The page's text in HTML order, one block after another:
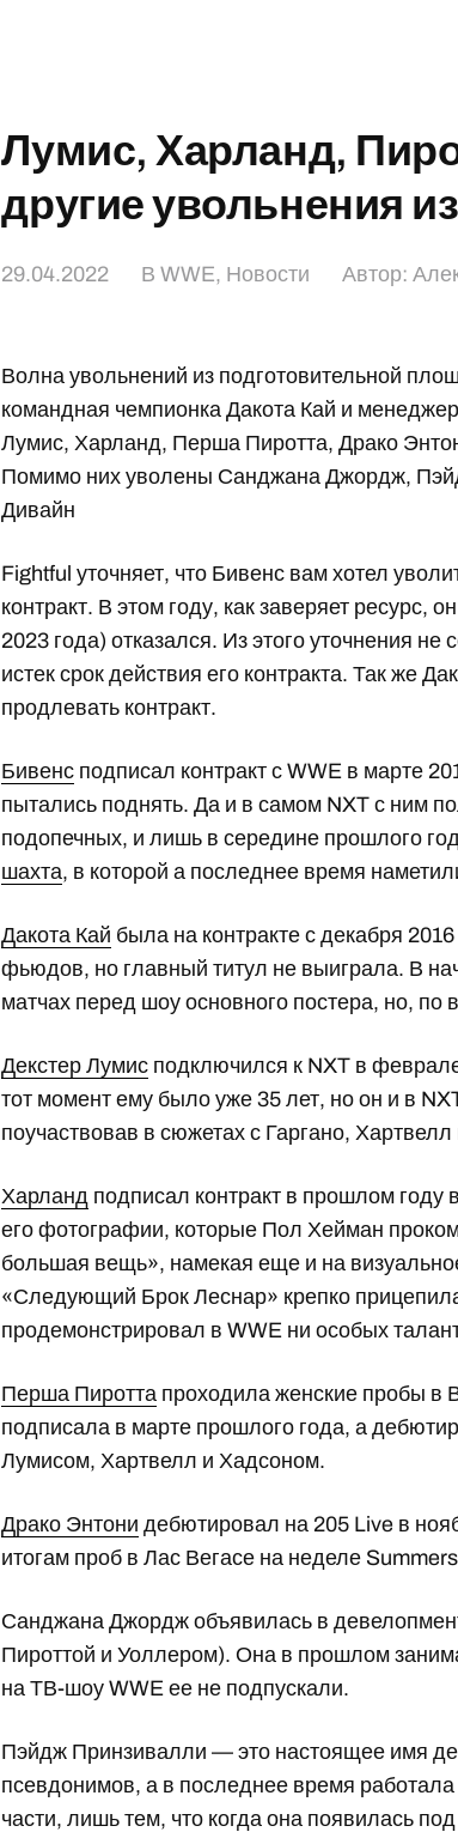
Лумис, Харланд,
другие увольнения
29.04.2022 ВWWE, Новости Автор:
Волна увольнений из подготовительной
командная чемпионка Дакота Кай и
Лумис, Харланд, Перша Пиротта, Драко
Помимо них уволены Санджана Джордж,
Дивайн
Fightful уточняет, что Бивенс вам хотел
контракт. В этом году, как заверяет ресурс,
2023 года) отказался. Из этого уточнения
истек срок действия его контракта. Так же
продлевать контракт.
Бивенс подписал контракт с WWE в марте
пытались поднять. Да и в самом NXT с ним
подопечных, и лишь в середине прошлого
шахта, в которой а последнее время
Дакота Кай была на контракте с декабря
фьюдов, но главный титул не выиграла. В
матчах перед шоу основного постера, но, по
Декстер Лумис подключился к NXT в
тот момент ему было уже 35 лет, но он и в
поучаствовав в сюжетах с Гаргано,
Харланд подписал контракт в прошлом году
его фотографии, которые Пол Хейман
большая вещь», намекая еще и на
«Следующий Брок Леснар» крепко
продемонстрировал в WWE ни особых
Перша Пиротта проходила женские пробы в
подписала в марте прошлого года, а
Лумисом, Хартвелл и Хадсоном.
Драко Энтони дебютировал на 205 Live в
итогам проб в Лас Вегасе на неделе
Санджана Джордж объявилась в
Пироттой и Уоллером). Она в прошлом
на ТВ-шоу WWE ее не подпускали.
Пэйдж Принзивалли — это настоящее имя
псевдонимов, а в последнее время
части, лишь тем, что когда она появилась